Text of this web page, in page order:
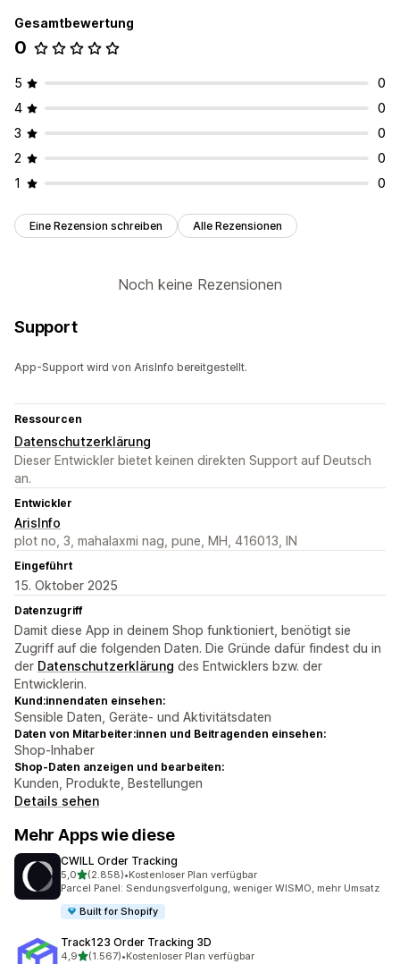
Tracking in Echtzeit
Bestellupdates
Gesamtbewertung
0
5
0
4
0
3
0
2
0
1
0
Eine Rezension schreiben Alle Rezensionen
Noch keine Rezensionen
Support
App-Support wird von ArisInfo bereitgestellt.
Ressourcen
Datenschutzerklärung
Dieser Entwickler bietet keinen direkten Support auf Deutsch
an.
Entwickler
ArisInfo
plot no, 3, mahalaxmi nag, pune, MH, 416013, IN
Eingeführt
15. Oktober 2025
Datenzugriff
Damit diese App in deinem Shop funktioniert, benötigt sie
Zugriff auf die folgenden Daten. Die Gründe dafür findest du in
der Datenschutzerklärung des Entwicklers bzw. der
Entwicklerin.
Kund:innendaten einsehen:
Sensible Daten, Geräte- und Aktivitätsdaten
Daten von Mitarbeiter:innen und Beitragenden einsehen:
Shop-Inhaber
Shop-Daten anzeigen und bearbeiten:
Kunden, Produkte, Bestellungen
Details sehen
Mehr Apps wie diese
CWILL Order Tracking
5,0von 5 Sternen
(2.858)
2858 Rezensionen insgesamt
•Kostenloser Plan verfügbar
Parcel Panel: Sendungsverfolgung, weniger WISMO, mehr Umsatz
Built for Shopify
Track123 Order Tracking 3D
4,9von 5 Sternen
(1.567)•Kostenloser Plan verfügbar